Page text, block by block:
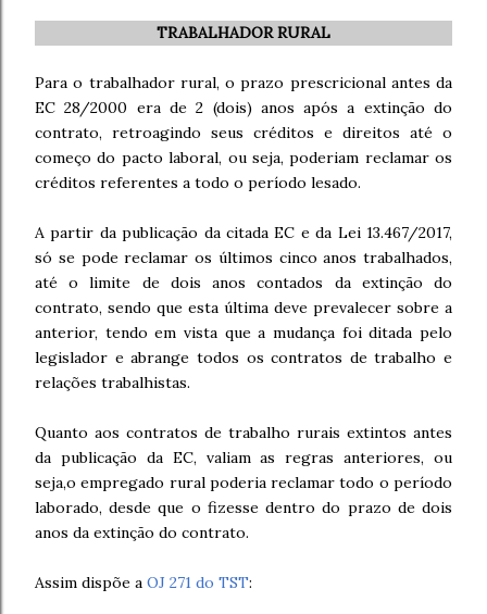
TRABALHADOR RURAL
Para o trabalhador rural, o prazo prescricional antes da
EC 28/2000 era de 2 (dois) anos após a extinção do
contrato, retroagindo seus créditos e direitos até o
começo do pacto laboral, ou seja, poderiam reclamar os
créditos referentes a todo o período lesado.
A partir da publicação da citada EC e da Lei 13.467/2017,
só se pode reclamar os últimos cinco anos trabalhados,
até o limite de dois anos contados da extinção do
contrato, sendo que esta última deve prevalecer sobre a
anterior, tendo em vista que a mudança foi ditada pelo
legislador e abrange todos os contratos de trabalho e
relações trabalhistas.
Quanto aos contratos de trabalho rurais extintos antes
da publicação da EC, valiam as regras anteriores, ou
seja,o empregado rural poderia reclamar todo o período
laborado, desde que o fizesse dentro do prazo de dois
anos da extinção do contrato.
Assim dispõe a OJ 271 do TST: